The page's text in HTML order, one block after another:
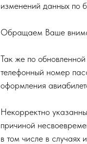
изменений данных по
Обращаем Ваше
Так же по
телефонный номер
оформления
Некорректно
причиной
в том числе в